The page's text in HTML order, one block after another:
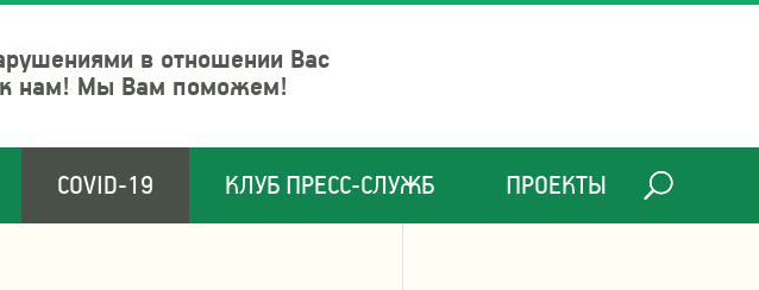
в отношении Вас
к нам! Мы Вам поможем!
COVID-19 КЛУБ ПРЕСС-СЛУЖБ ПРОЕКТЫ